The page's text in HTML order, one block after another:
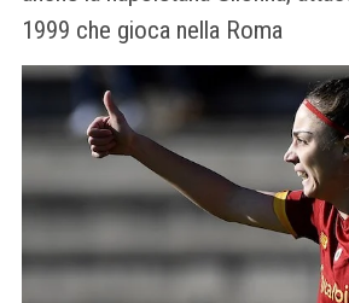
1999 che gioca nella Roma